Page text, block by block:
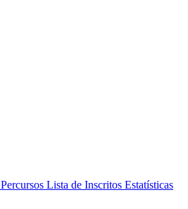
Percursos Lista de Inscritos Estatísticas